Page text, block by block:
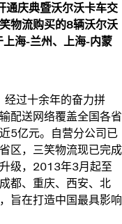
通庆典暨沃尔沃卡车交
物流购买的8辆沃尔沃
海-兰州、上海-内蒙
过十余年的奋力拼
配送网络覆盖全国各省
5亿元。自营分公司已
区，三笑物流现已完成
级，2013年3月起至
都、重庆、西安、北
旨在打造中国最具影响